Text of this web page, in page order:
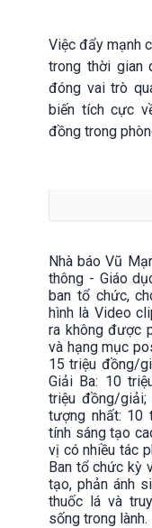
Việc đẩy mạnh
trong thời gian
đóng vai trò
biến tích cực
đồng trong
Nhà báo Vũ
thông - Giáo
ban tổ chức,
hình là Video
ra không được
và hạng mục
15 triệu đồng/
Giải Ba: 10
triệu đồng/
tượng nhất: 10
tính sáng tạo
vị có nhiều tác
Ban tổ chức kỳ
tạo, phản ánh
thuốc lá và
sống trong lành.